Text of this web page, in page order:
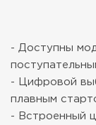
- Доступны
- Цифровой
плавным
- Встроенный